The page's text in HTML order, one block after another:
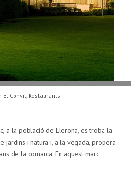
El Convit, Restaurants
a la població de Llerona, es troba la
jardins i natura i, a la vegada, propera
de la comarca. En aquest marc